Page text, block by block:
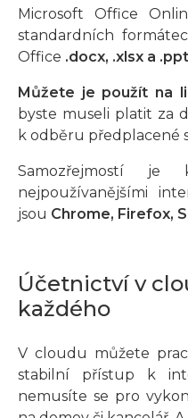
Microsoft Office
standardních
Office .docx, .xlsx a
Můžete je použít na
byste museli platit za
k odběru předplacené
Samozřejmostí je
nejpoužívanějšími
jsou Chrome, Firefox,
Účetnictví v
každého
V cloudu můžete
stabilní přístup k
nemusíte se pro